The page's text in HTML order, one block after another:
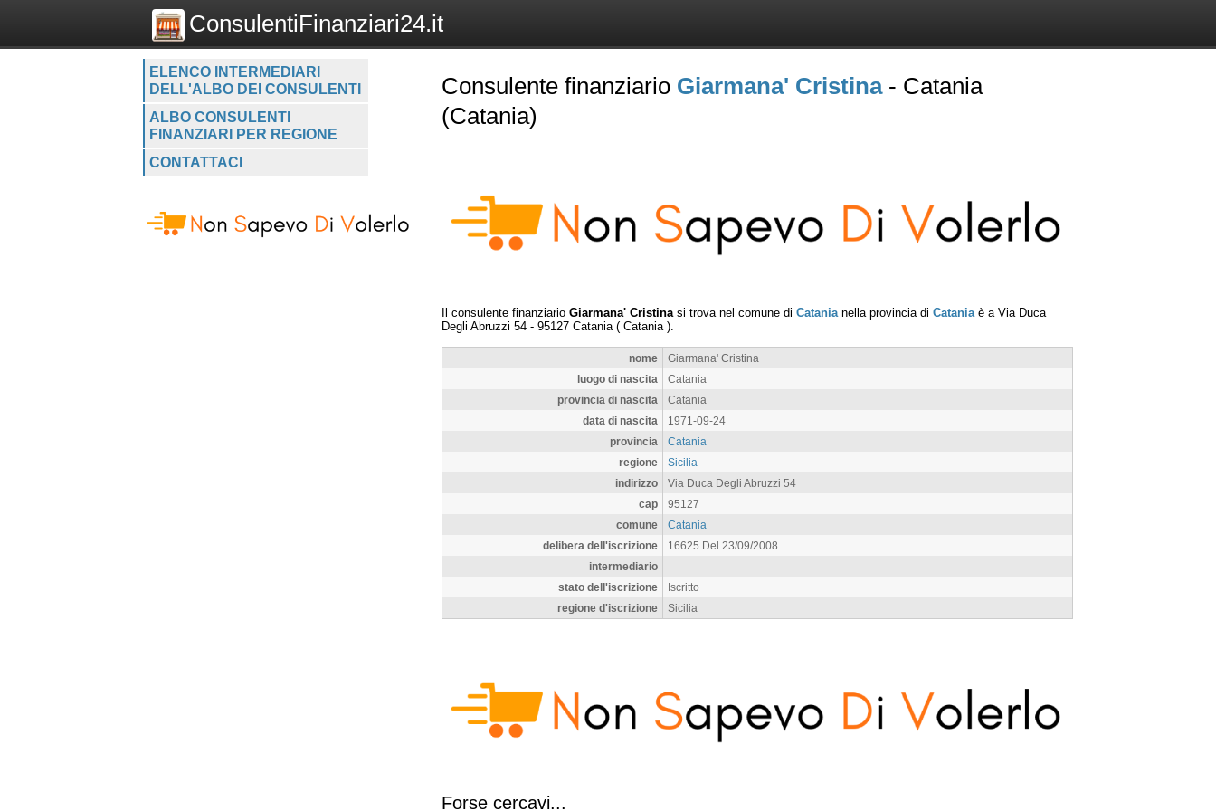
ConsulentiFinanziari24.it
ELENCO INTERMEDIARI
DELL'ALBO DEI CONSULENTI
ALBO CONSULENTI
FINANZIARI PER REGIONE
CONTATTACI
Consulente finanziario Giarmana' Cristina- Catania
(Catania)
Il consulente finanziario Giarmana' Cristina si trova nel comune di Catania nella provincia di Catania è a Via Duca
Degli Abruzzi 54 - 95127 Catania ( Catania ).
nome
Giarmana' Cristina
luogo di nascita
Catania
provincia di nascita
Catania
data di nascita
1971-09-24
provincia
Catania
regione
Sicilia
indirizzo
Via Duca Degli Abruzzi 54
cap
95127
comune
Catania
delibera dell'iscrizione
16625 Del 23/09/2008
intermediario
stato dell'iscrizione
Iscritto
regione d'iscrizione
Sicilia
Forse cercavi...